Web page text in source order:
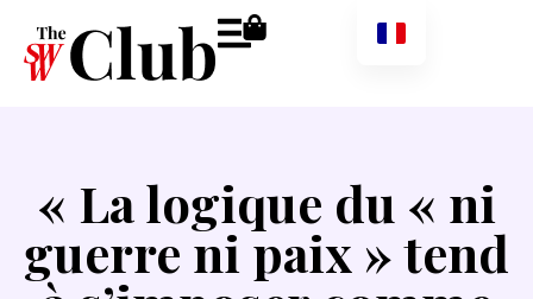
« La logique du « ni
guerre ni paix » tend